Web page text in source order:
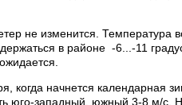
не изменится. Температура
в районе -6...-11
когда начнется календарная
юго-западный, южный 3-8 м/с.